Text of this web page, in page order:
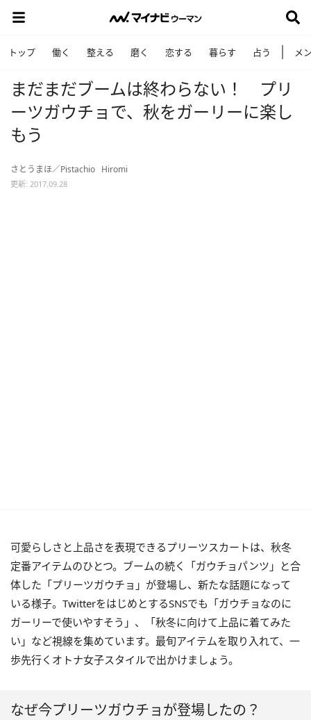
トップ 働く 整える 磨く 恋する 暮らす 占う メ
まだまだブームは終わらない！ プリ
ーツガウチョで、秋をガーリーに楽し
もう
さとうまほ／Pistachio Hiromi
更新: 2017.09.28
可愛らしさと上品さを表現できるプリーツスカートは、秋冬
定番アイテムのひとつ。ブームの続く「ガウチョパンツ」と合
体した「プリーツガウチョ」が登場し、新たな話題になって
いる様子。TwitterをはじめとするSNSでも「ガウチョなのに
ガーリーで使いやすそう」、「秋冬に向けて上品に着てみた
い」など視線を集めています。最旬アイテムを取り入れて、一
歩先行くオトナ女子スタイルで出かけましょう。
なぜ今プリーツガウチョが登場したの？